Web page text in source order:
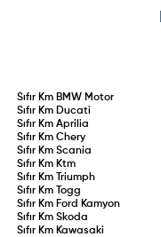
Sıfır Km BMW Motor
Sıfır Km Ducati
Sıfır KmAprilia
Sıfır KmChery
Sıfır KmScania
Sıfır Km Ktm
Sıfır Km
Triumph
Sıfır Km
Togg
Sıfır Km Ford Kamyon
Sıfır KmSkoda
Sıfır Km Kawasaki